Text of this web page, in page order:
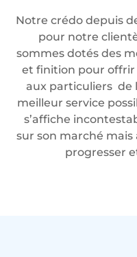
Notre crédo depuis
pour notre
sommes dotés des
et finition pour offrir
aux particuliers de
meilleur service
s’affiche
sur son marché mais
progresser